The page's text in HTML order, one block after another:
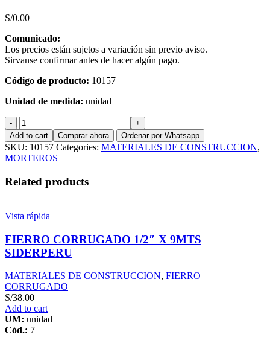
S/0.00
Comunicado:
Los precios están sujetos a variación sin previo aviso.
Sirvanse confirmar antes de hacer algún pago.
Código de producto: 10157
Unidad de medida: unidad
RAPIMIX
CONCRETO
SECO
TIPO
MS
X
40
Add to cart Comprar ahora Ordenar por Whatsapp
SKU: 10157 Categories: MATERIALES DE CONSTRUCCION,
MORTEROS
Related products
Vista rápida
FIERRO CORRUGADO 1/2″ X 9MTS
SIDERPERU
MATERIALES DE CONSTRUCCION, FIERRO
CORRUGADO
S/38.00
Add to cart
UM: unidad
Cód.: 7